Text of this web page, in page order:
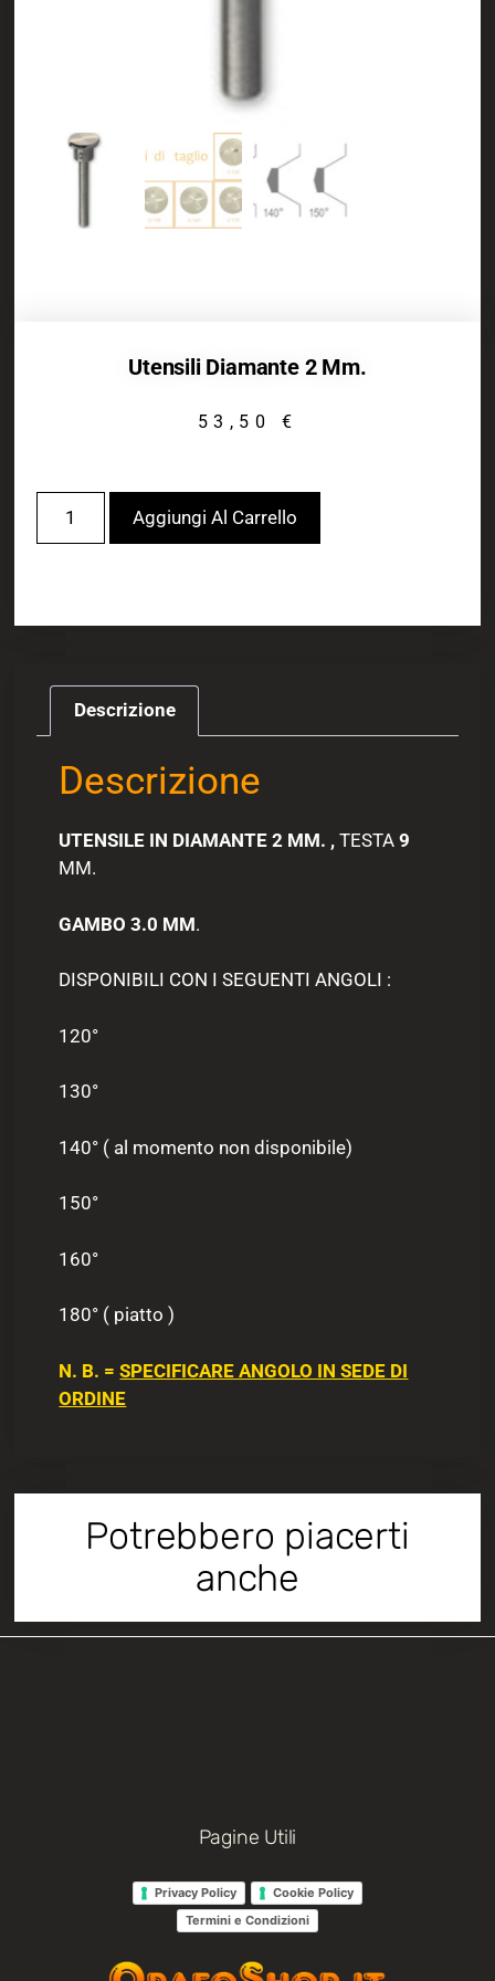
Utensili Diamante 2 Mm.
53,50 €
Aggiungi Al Carrello
Descrizione
Descrizione
UTENSILE IN DIAMANTE 2 MM. , TESTA9
MM.
GAMBO 3.0 MM.
DISPONIBILI CON I SEGUENTI ANGOLI :
120°
130°
140° ( al momento non disponibile)
150°
160°
180° ( piatto )
N. B. =SPECIFICARE ANGOLO IN SEDE DI
ORDINE
Potrebbero piacerti
anche
Pagine Utili
Privacy Policy
Cookie Policy
Termini e Condizioni